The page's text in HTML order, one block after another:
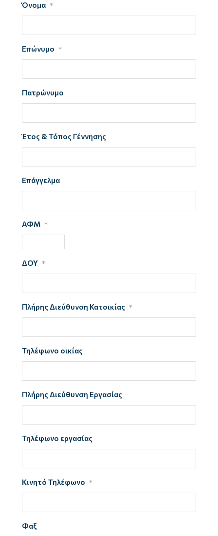
Όνομα *
Επώνυμο *
Πατρώνυμο
Έτος & Τόπος Γέννησης
Επάγγελμα
ΑΦΜ *
ΔΟΥ *
Πλήρης Διεύθυνση Κατοικίας *
Τηλέφωνο οικίας
Πλήρης Διεύθυνση Εργασίας
Τηλέφωνο εργασίας
Κινητό Τηλέφωνο *
Φαξ